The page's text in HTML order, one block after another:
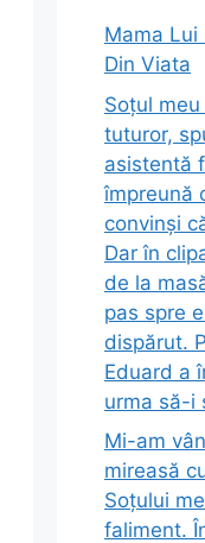
Mama Lui
Din Viata
Soțul
tuturor,
asistentă
împreună
convinși
Dar în
de la
pas spre
dispărut.
Eduard a
urma să-i
Mi-am
mireasă
Soțului
faliment.